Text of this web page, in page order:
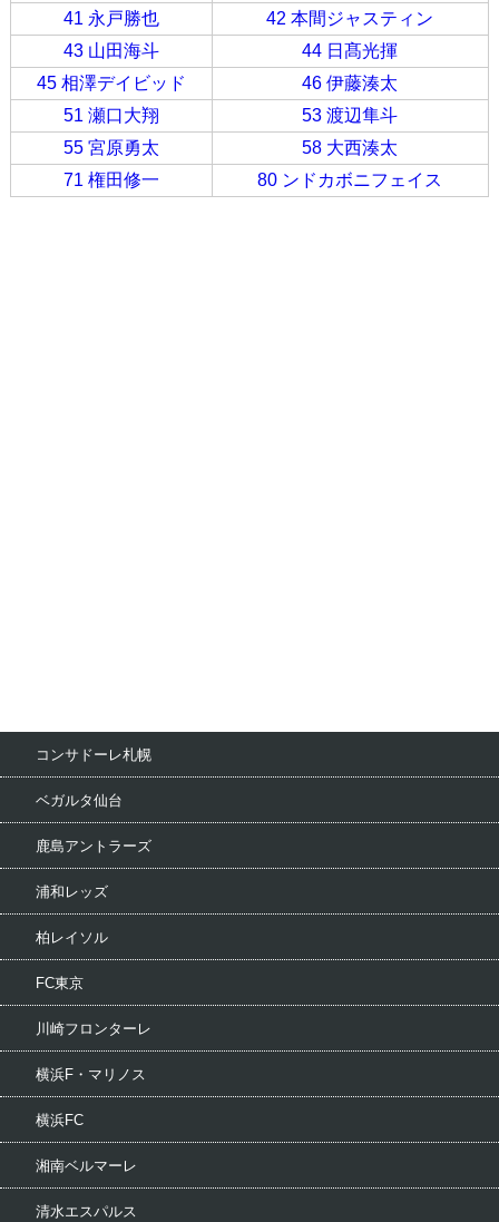
41 永戸勝也
42 本間ジャスティン
43 山田海斗
44 日髙光揮
45 相澤デイビッド
46 伊藤湊太
51 瀬口大翔
53 渡辺隼斗
55 宮原勇太
58 大西湊太
71 権田修一
80 ンドカボニフェイス
コンサドーレ札幌
ベガルタ仙台
鹿島アントラーズ
浦和レッズ
柏レイソル
FC東京
川崎フロンターレ
横浜F・マリノス
横浜FC
湘南ベルマーレ
清水エスパルス